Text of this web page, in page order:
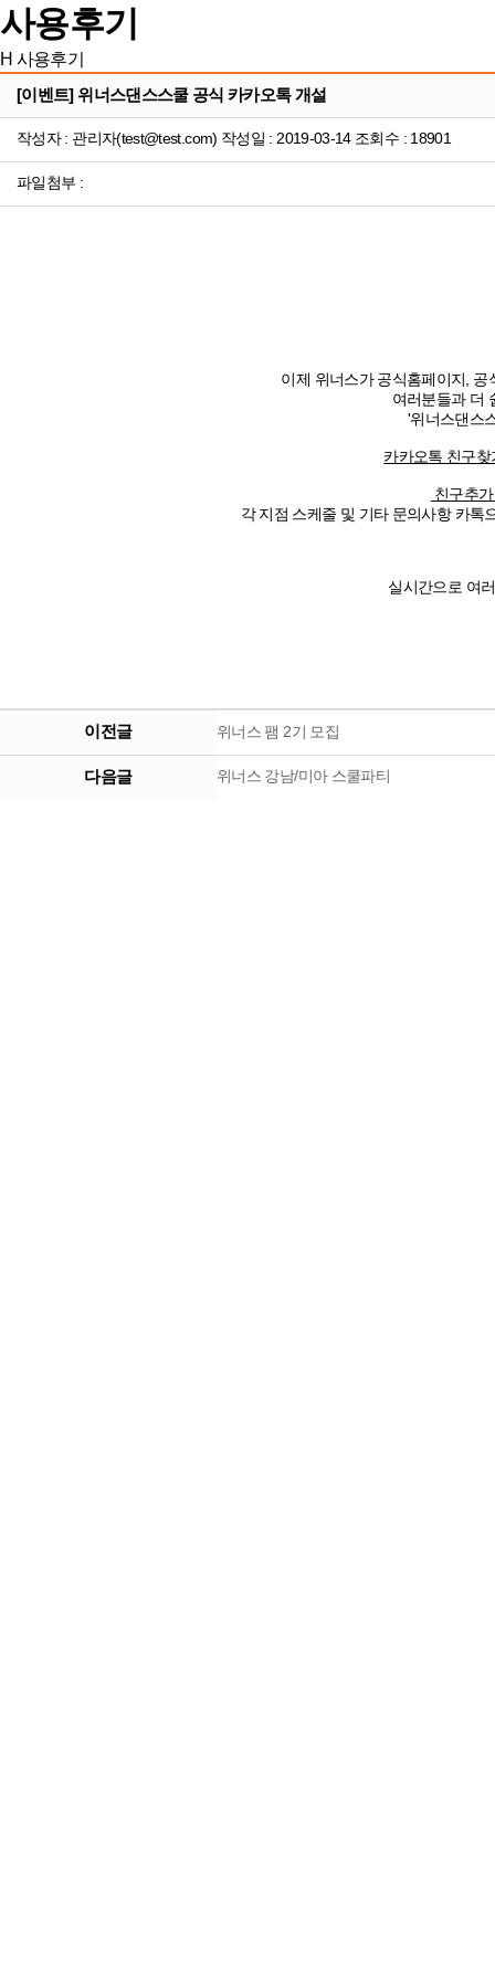
사용후기
H 사용후기
[이벤트] 위너스댄스스쿨 공식 카카오톡 개설
작성자 : 관리자(test@test.com) 작성일 : 2019-03-14 조회수 : 18901
파일첨부 :
이제 위너스가 공식홈페이지,
여러분들과 더
'위너스댄스
카카오톡 친구찾
친구추
각 지점 스케줄 및 기타 문의사항 카톡
실시간으로 여
이전글 위너스 팸 2기 모집
다음글 위너스 강남/미아 스쿨파티